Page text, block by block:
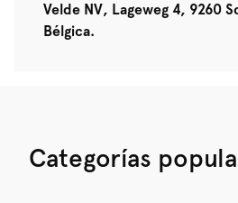
Velde NV, Lageweg 4, 9260
Bélgica.
Categorías